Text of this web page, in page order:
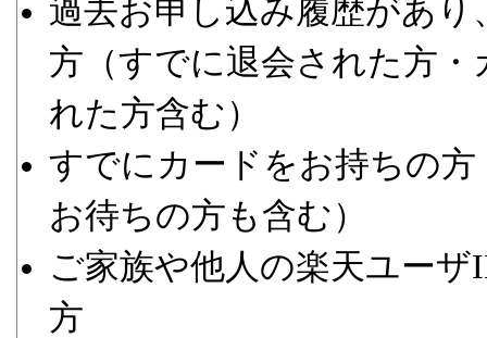
過去お申し込み履歴があ
方（すでに退会された方
れた方含む）
すでにカードをお持ちの
お待ちの方も含む）
ご家族や他人の楽天ユー
方